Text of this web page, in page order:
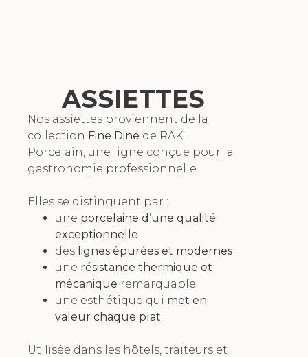
ASSIETTES
Nos assiettes proviennent de la
collection Fine Dine de RAK
Porcelain, une ligne conçue pour la
gastronomie professionnelle.
Elles se distinguent par :
une porcelaine d’une qualité
exceptionnelle
des lignes épurées et modernes
une résistance thermique et
mécanique remarquable
une esthétique qui met en
valeur chaque plat
Utilisée dans les hôtels, traiteurs et